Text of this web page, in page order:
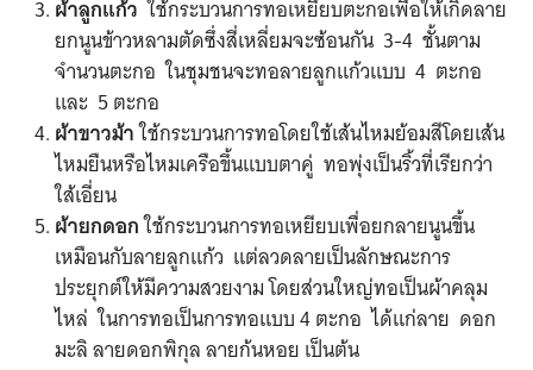
ผ้าลูกแก้ว ใช้กระบวนการทอเหยียบตะกอเพื่อให้เกิดลาย
ยกนูนข้าวหลามตัดซึ่งสี่เหลี่ยมจะซ้อนกัน 3-4 ชั้นตาม
จำนวนตะกอ ในชุมชนจะทอลายลูกแก้วแบบ 4 ตะกอ
และ 5 ตะกอ
ผ้าขาวม้าใช้กระบวนการทอโดยใช้เส้นไหมย้อมสีโดยเส้น
ไหมยืนหรือไหมเครือขึ้นแบบตาคู่ ทอพุ่งเป็นริ้วที่เรียกว่า
ใส้เอี่ยน
ผ้ายกดอกใช้กระบวนการทอเหยียบเพื่อยกลายนูนขึ้น
เหมือนกับลายลูกแก้ว แต่ลวดลายเป็นลักษณะการ
ประยุกต์ให้มีความสวยงาม โดยส่วนใหญ่ทอเป็นผ้าคลุม
ไหล่ ในการทอเป็นการทอแบบ 4 ตะกอ ได้แก่ลาย ดอก
มะลิ ลายดอกพิกุล ลายก้นหอย เป็นต้น